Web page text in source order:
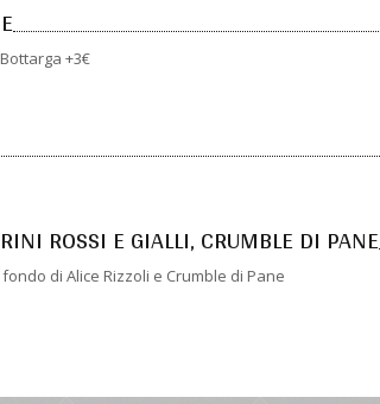
+3€
ROSSI E GIALLI, CRUMBLE DI PANE
di Alice Rizzoli e Crumble di Pane